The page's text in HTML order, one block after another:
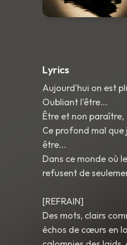
Lyrics
Aujourd'hui on est
Oubliant l'être...
Être et non paraître,
Ce profond mal
être...
Dans ce monde où
refusent de
[REFRAIN]
Des mots, clairs
échos de cœurs en